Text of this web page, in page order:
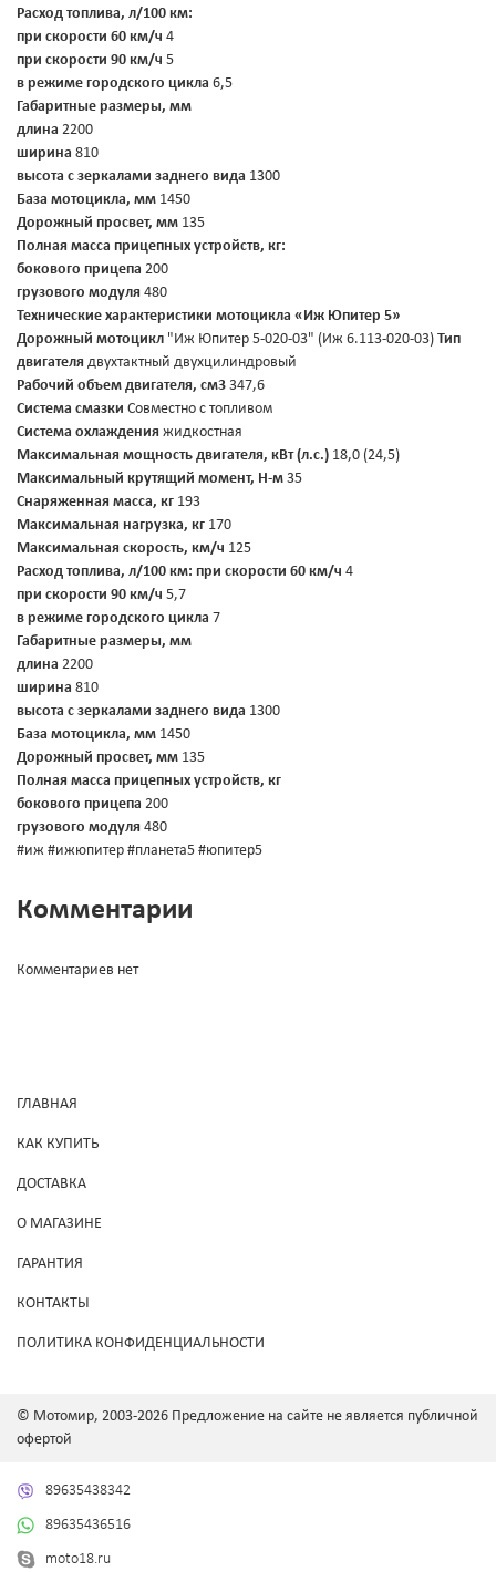
Расход топлива, л/100 км:
при скорости 60 км/ч 4
при скорости 90 км/ч 5
в режиме городского цикла 6,5
Габаритные размеры, мм
длина 2200
ширина 810
высота с зеркалами заднего вида 1300
База мотоцикла, мм 1450
Дорожный просвет, мм 135
Полная масса прицепных устройств, кг:
бокового прицепа 200
грузового модуля 480
Технические характеристики мотоцикла «Иж Юпитер 5»
Дорожный мотоцикл "Иж Юпитер 5-020-03" (Иж 6.113-020-03) Тип
двигателя двухтактный двухцилиндровый
Рабочий объем двигателя, см3 347,6
Система смазки Совместно с топливом
Система охлаждения жидкостная
Максимальная мощность двигателя, кВт (л.с.) 18,0 (24,5)
Максимальный крутящий момент, Н-м 35
Снаряженная масса, кг 193
Максимальная нагрузка, кг 170
Максимальная скорость, км/ч 125
Расход топлива, л/100 км: при скорости 60 км/ч 4
при скорости 90 км/ч 5,7
в режиме городского цикла 7
Габаритные размеры, мм
длина 2200
ширина 810
высота с зеркалами заднего вида 1300
База мотоцикла, мм 1450
Дорожный просвет, мм 135
Полная масса прицепных устройств, кг
бокового прицепа 200
грузового модуля 480
#иж #ижюпитер #планета5 #юпитер5
Комментарии
Комментариев нет
ГЛАВНАЯ
КАК КУПИТЬ
ДОСТАВКА
О МАГАЗИНЕ
ГАРАНТИЯ
КОНТАКТЫ
ПОЛИТИКА КОНФИДЕНЦИАЛЬНОСТИ
© Мотомир, 2003-2026 Предложение на сайте не является публичной
офертой
89635438342
89635436516
moto18.ru